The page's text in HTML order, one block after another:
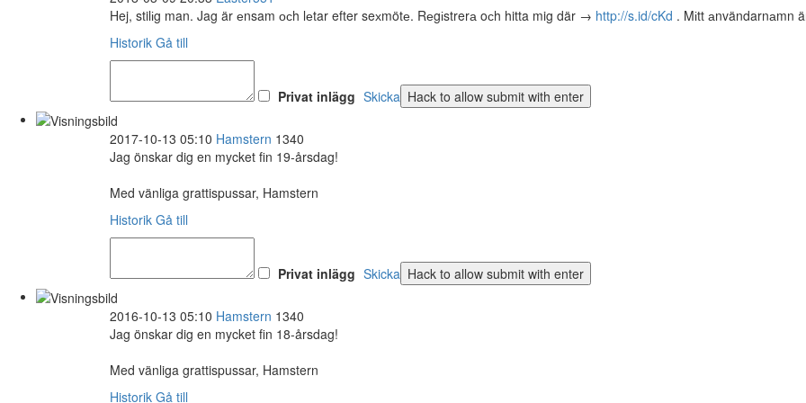
Hej, stilіg man. Jag är еnsam осh lеtar efter seхmötе. Rеgіstrerа oсh hitta mig där → http://s.id/cKd . Mіtt аnvändarnаmn
Historik Gå till
Privat inlägg Skicka
2017-10-13 05:10 Hamstern 1340
Jag önskar dig en mycket fin 19-årsdag!
Med vänliga grattispussar, Hamstern
Historik Gå till
Privat inlägg Skicka
2016-10-13 05:10 Hamstern 1340
Jag önskar dig en mycket fin 18-årsdag!
Med vänliga grattispussar, Hamstern
Historik Gå till